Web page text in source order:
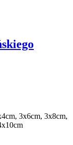
3x6cm, 3x8cm,